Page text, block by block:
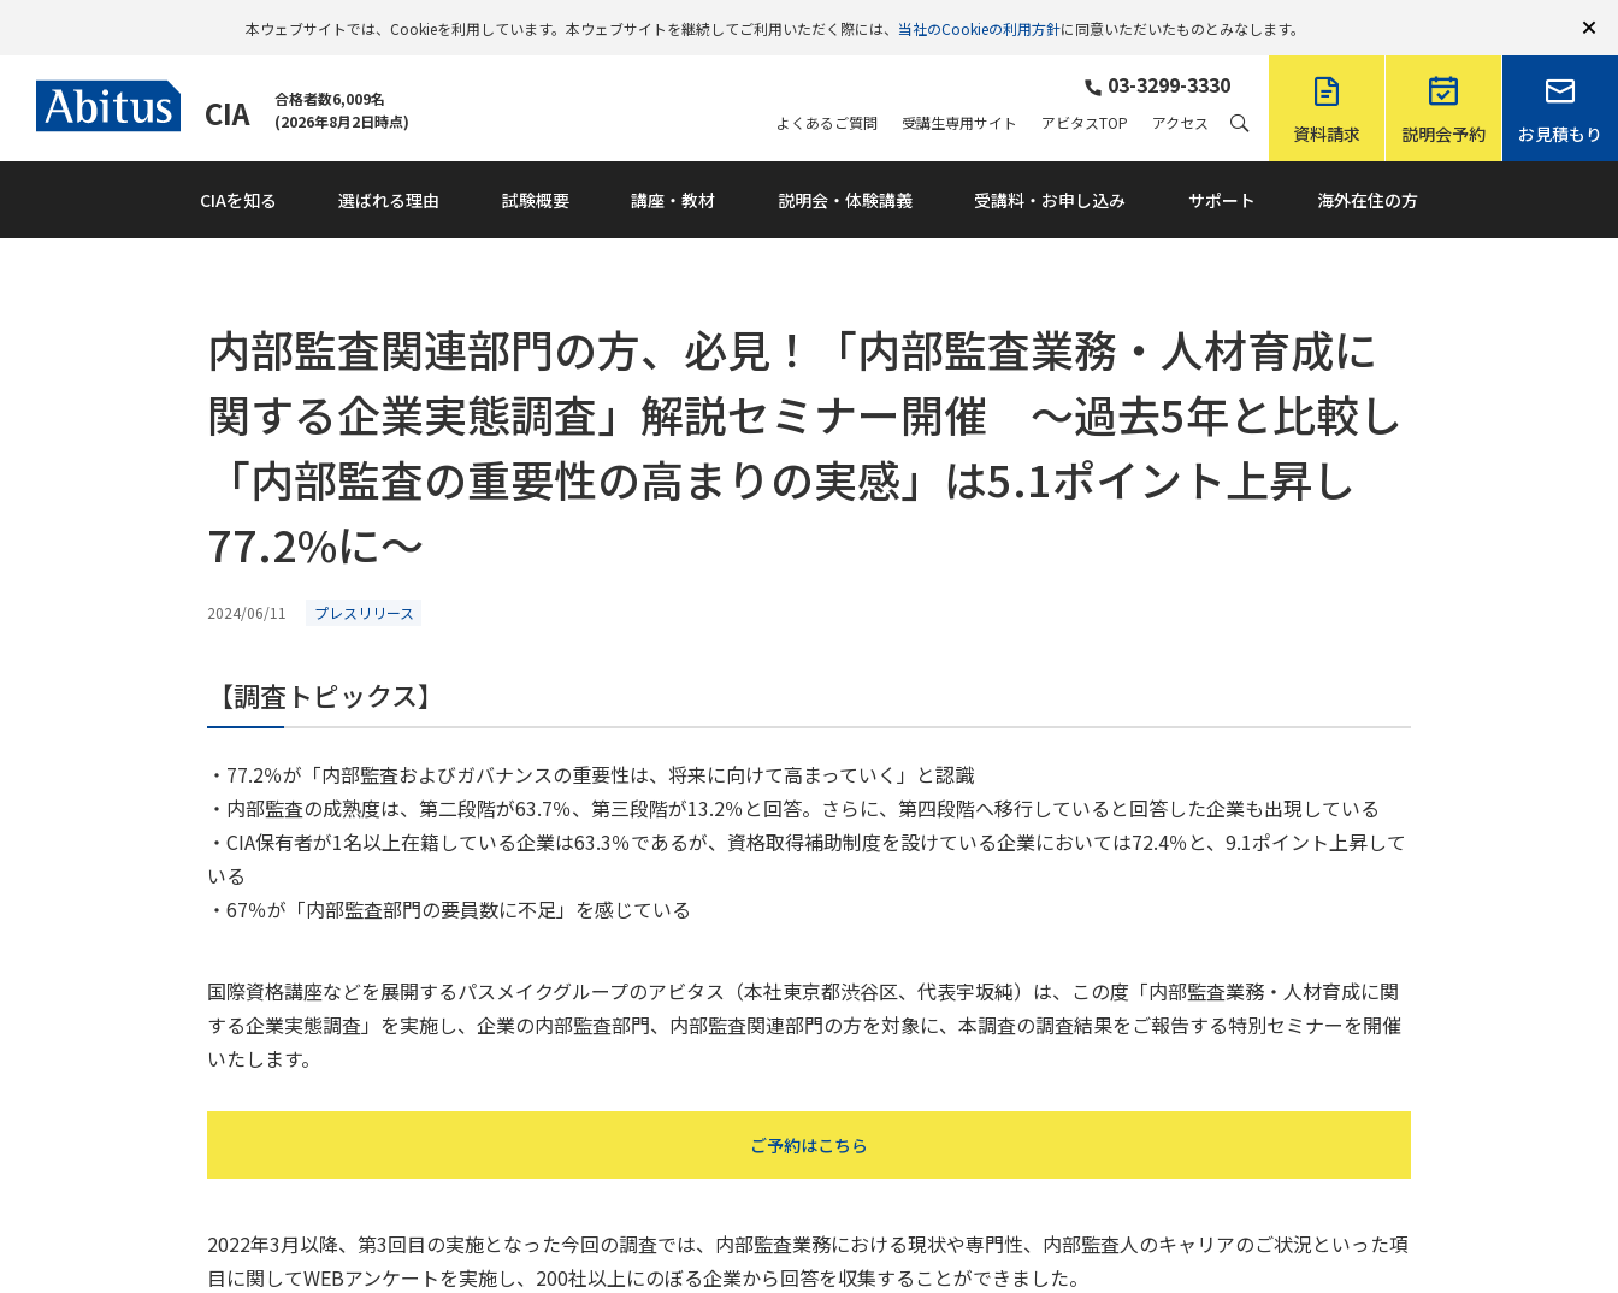
本ウェブサイトでは、Cookieを利用しています。本ウェブサイトを継続してご利用いただく際には、 当社のCookieの利用方針に同意いただいたものとみなします。
CIA
合格者数6,009名
(2026年8月2日時点)
資料請求 説明会予約 お見積もり
03-3299-3330
CIAを知る 選ばれる理由 試験概要 講座・教材 説明会・体験講義 受講料 ・お申し込み サポート 海外在住の方
よくあるご質問 受講生専用サイト アビタスTOP アクセス
内部監査関連部門の方、必見！「内部監査業務・人材育成に
関する企業実態調査」解説セミナー開催 ～過去5年と比較し
「内部監査の重要性の高まりの実感」は5.1ポイント上昇し
77.2%に～
2024/06/11 プレスリリース
【調査トピックス】
・77.2％が「内部監査およびガバナンスの重要性は、将来に向けて高まっていく」と認識
・内部監査の成熟度は、第二段階が63.7％、第三段階が13.2％と回答。さらに、第四段階へ移行していると回答した企業も出現している
・CIA保有者が1名以上在籍している企業は63.3％であるが、資格取得補助制度を設けている企業においては72.4％と、9.1ポイント上昇して
いる
・67％が「内部監査部門の要員数に不足」を感じている
国際資格講座などを展開するパスメイクグループのアビタス（本社東京都渋谷区、代表宇坂純）は、この度「内部監査業務・人材育成に関
する企業実態調査」を実施し、企業の内部監査部門、内部監査関連部門の方を対象に、本調査の調査結果をご報告する特別セミナーを開催
いたします。
ご予約はこちら
2022年3月以降、第3回目の実施となった今回の調査では、内部監査業務における現状や専門性、内部監査人のキャリアのご状況といった項
目に関してWEBアンケートを実施し、200社以上にのぼる企業から回答を収集することができました。